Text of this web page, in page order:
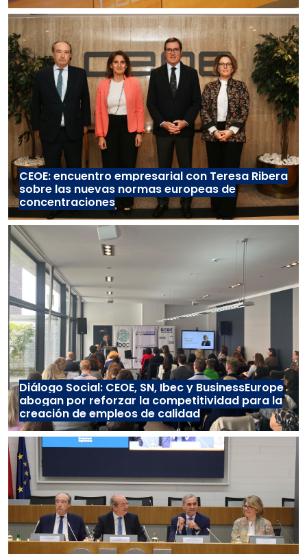
CEOE: encuentro empresarial con Teresa Ribera
sobre las nuevas normas europeas de
concentraciones
Diálogo Social: CEOE, SN, Ibec y BusinessEurope
abogan por reforzar la competitividad para la
creación de empleos de calidad